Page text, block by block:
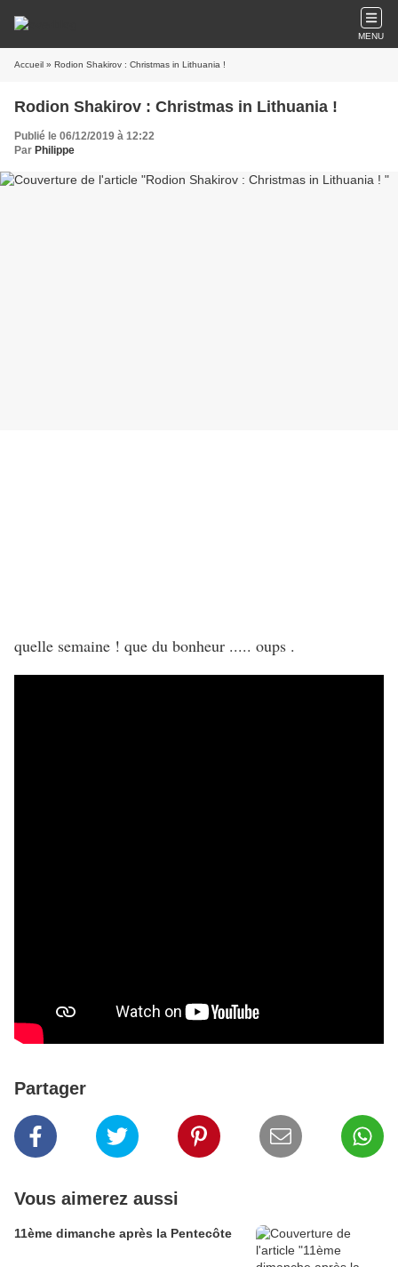
MENU
Accueil » Rodion Shakirov : Christmas in Lithuania !
Rodion Shakirov : Christmas in Lithuania !
Publié le 06/12/2019 à 12:22
Par Philippe
quelle semaine ! que du bonheur ..... oups .
Partager
Vous aimerez aussi
11ème dimanche après la Pentecôte